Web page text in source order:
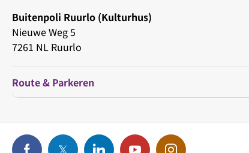
Buitenpoli Ruurlo (Kulturhus)
Nieuwe Weg 5
7261 NL Ruurlo
Route & Parkeren